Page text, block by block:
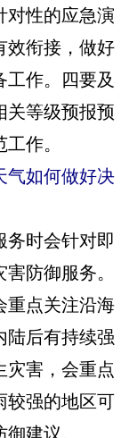
对性的应急演
效衔接，做好
作。四要及
关等级预报预
作。
气如何做好决
务时会针对即
防御服务。
重点关注沿海
陆后有持续强
灾害，会重点
较强的地区可
建议。